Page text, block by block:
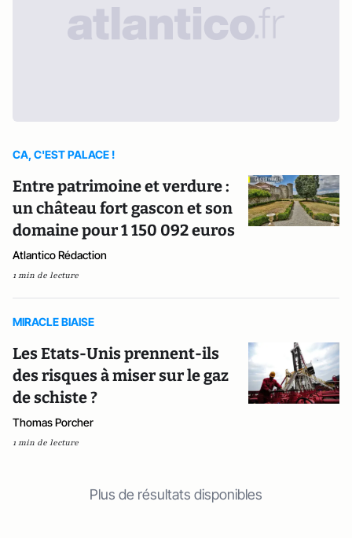
CA, C'EST PALACE !
Entre patrimoine et verdure :
un château fort gascon et son
domaine pour 1 150 092 euros
Atlantico Rédaction
1 min de lecture
MIRACLE BIAISE
Les Etats-Unis prennent-ils
des risques à miser sur le gaz
de schiste ?
Thomas Porcher
1 min de lecture
Plus de résultats disponibles